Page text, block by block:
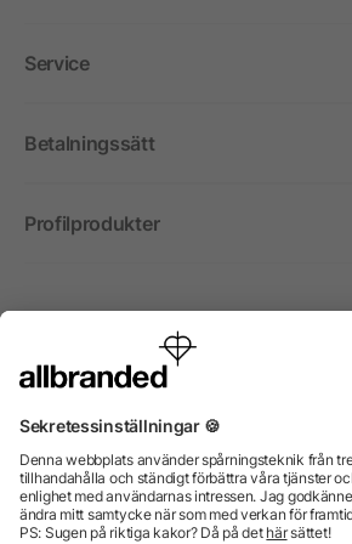
Service
Betalningssätt
Profilprodukter
Internationellt